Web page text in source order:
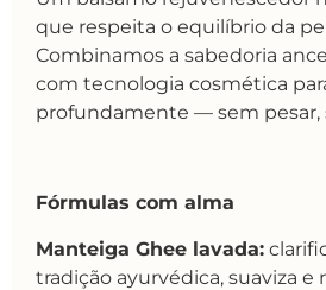
que respeita o equilíbrio da
Combinamos a sabedoria
com tecnologia cosmética
profundamente — sem pesar,
Fórmulas com alma
Manteiga Ghee lavada:
tradição ayurvédica, suaviza e